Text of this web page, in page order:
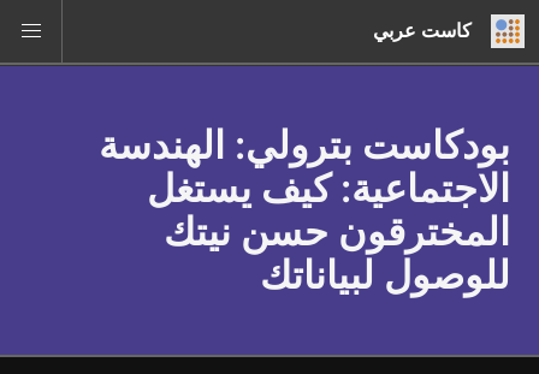
كاست عربي
بودكاست بترولي: الهندسة
الاجتماعية: كيف يستغل
المخترقون حسن نيتك
للوصول لبياناتك